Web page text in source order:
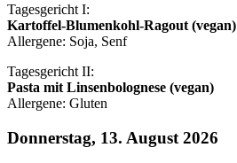
Tagesgericht I:
Kartoffel-Blumenkohl-Ragout (vegan)
Allergene: Soja, Senf
Tagesgericht II:
Pasta mit Linsenbolognese (vegan)
Allergene: Gluten
Donnerstag, 13. August 2026